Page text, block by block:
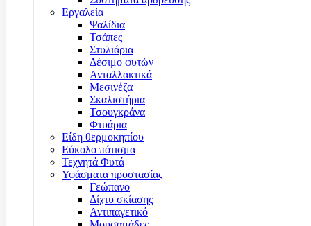
Εργαλεία
Ψαλίδια
Τσάπες
Στυλιάρια
Δέσιμο φυτών
Ανταλλακτικά
Μεσινέζα
Σκαλιστήρια
Τσουγκράνα
Φτυάρια
Είδη θερμοκηπίου
Εύκολο πότισμα
Τεχνητά Φυτά
Υφάσματα προστασίας
Γεώπανο
Δίχτυ σκίασης
Αντιπαγετικό